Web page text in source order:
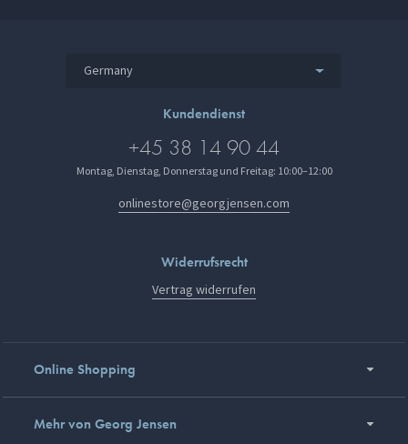
Germany
Kundendienst
+45 38 14 90 44
Montag, Dienstag, Donnerstag und Freitag: 10:00–12:00
onlinestore@georgjensen.com
Widerrufsrecht
Vertrag widerrufen
Online Shopping
Mehr von Georg Jensen